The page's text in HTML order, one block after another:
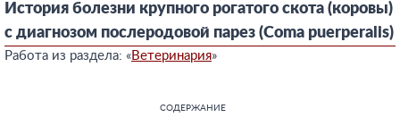
История болезни крупного рогатого скота (коровы)
с диагнозом послеродовой парез (Coma puerperalis)
Работа из раздела: «Ветеринария»